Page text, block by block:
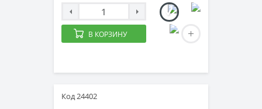
В КОРЗИНУ
Код 24402